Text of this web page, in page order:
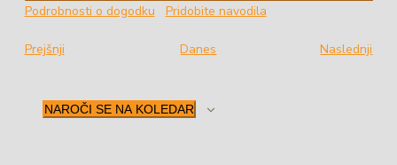
Podrobnosti o dogodku Pridobite navodila
PrejšnjiDogodki Danes Naslednji
NAROČI SE NA KOLEDAR